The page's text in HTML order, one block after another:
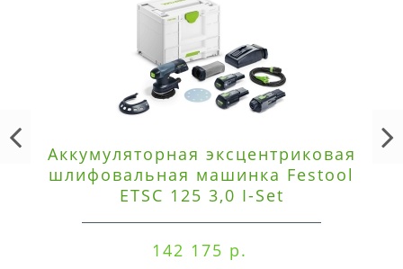
Аккумуляторная эксцентриковая
шлифовальная машинка Festool
ETSC 125 3,0 I-Set
142 175 р.